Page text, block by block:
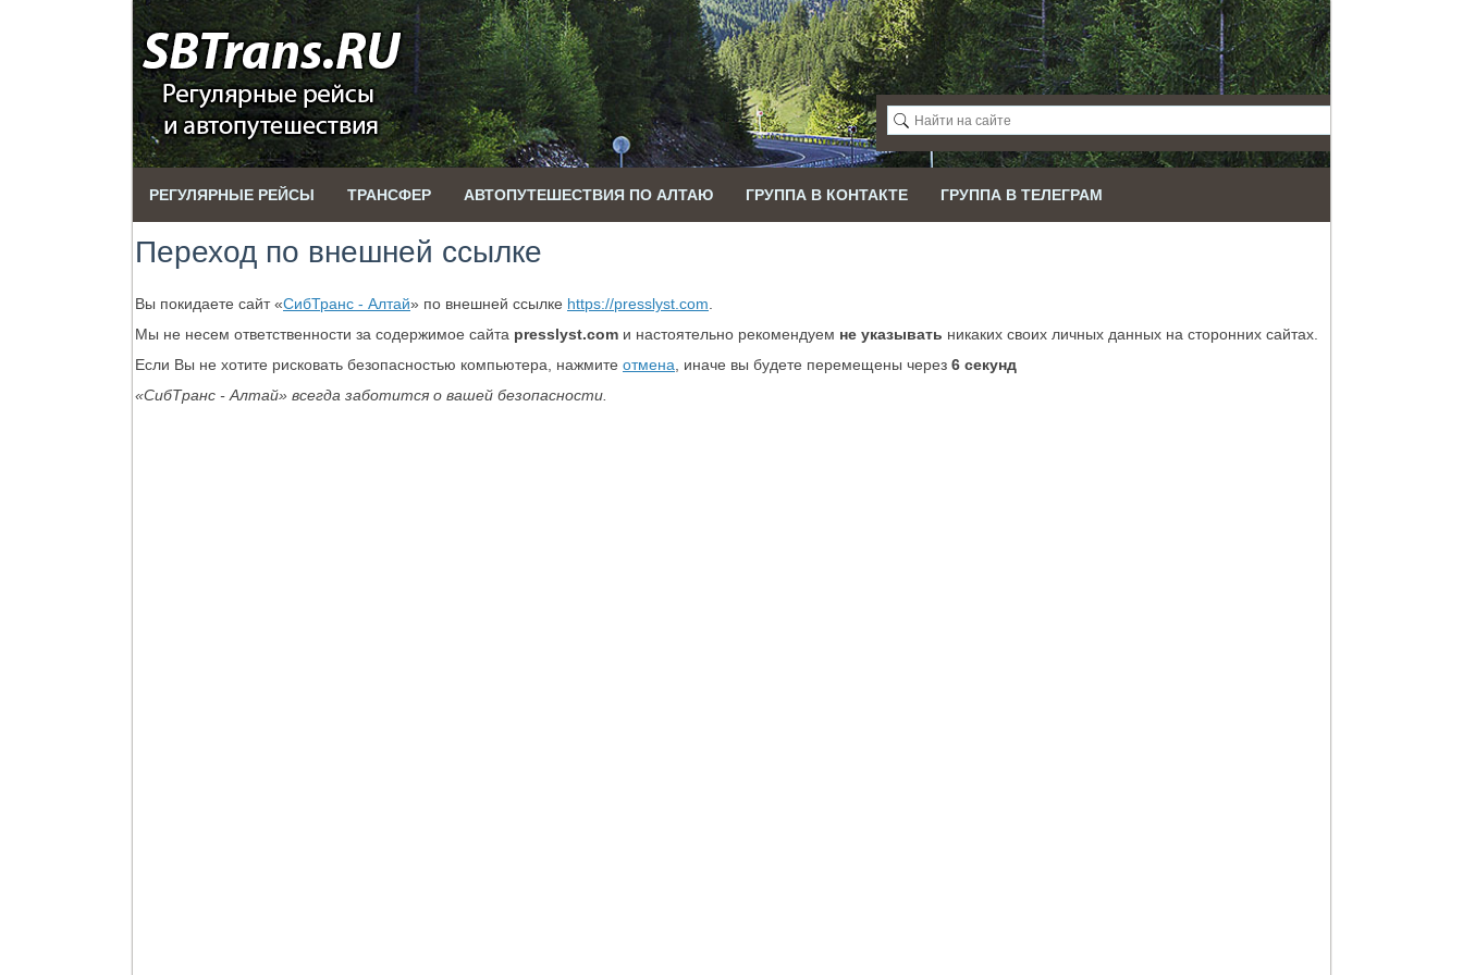
РЕГУЛЯРНЫЕ РЕЙСЫ ТРАНСФЕР АВТОПУТЕШЕСТВИЯ ПО АЛТАЮ ГРУППА В КОНТАКТЕ ГРУППА В ТЕЛЕГРАМ
Переход по внешней ссылке
Вы покидаете сайт «СибТранс - Алтай» по внешней ссылке https://presslyst.com
Мы не несем ответственности за содержимое сайта presslyst.com и настоятельно рекомендуем не указывать никаких своих личных данных на сторонних сайтах.
Если Вы не хотите рисковать безопасностью компьютера, нажмите отмена , иначе вы будете перемещены через 6 секунд
«СибТранс - Алтай» всегда заботится о вашей безопасности.